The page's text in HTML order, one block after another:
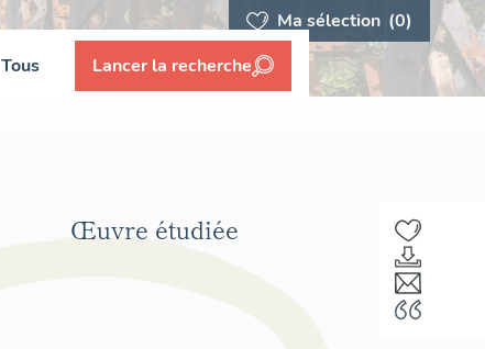
Ma sélection (0)
Tous Lancer la recherche
Œuvre étudiée